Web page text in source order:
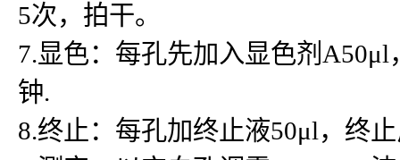
5次，拍干。
7.显色：每孔先加入显色剂
钟.
8.终止：每孔加终止液50μl，终